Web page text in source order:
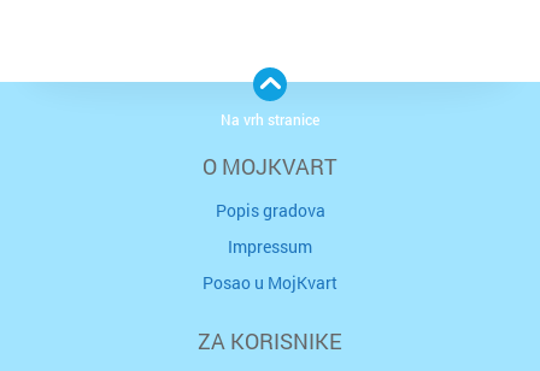
O MOJKVART
Popis gradova
Impressum
Posao u MojKvart
ZA KORISNIKE
Na vrh stranice